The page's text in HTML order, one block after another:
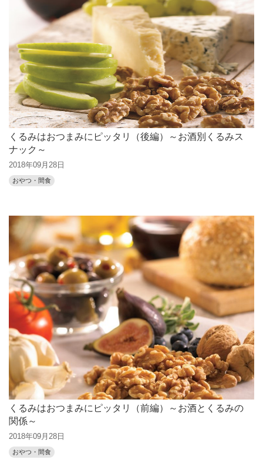
くるみはおつまみにピッタリ（後編）～お酒別くるみス
ナック～
2018年09月28日
おやつ・間食
くるみはおつまみにピッタリ（前編）～お酒とくるみの
関係～
2018年09月28日
おやつ・間食